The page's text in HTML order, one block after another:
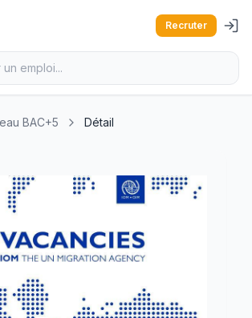
Recruter
BAC+5 Détail